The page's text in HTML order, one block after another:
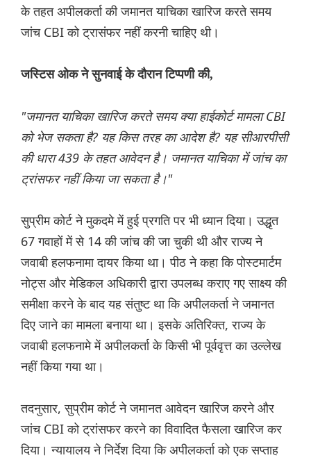
के तहत अपीलकर्ता की जमानत याचिका खारिज करते समय
जांच CBI को ट्रासंफर नहीं करनी चाहिए थी।
जस्टिस ओक ने सुनवाई के दौरान टिप्पणी की,
"जमानत याचिका खारिज करते समय क्या हाईकोर्ट मामला CBI
को भेज सकता है? यह किस तरह का आदेश है? यह सीआरपीसी
की धारा 439 के तहत आवेदन है। जमानत याचिका में जांच का
ट्रांसफर नहीं किया जा सकता है।"
सुप्रीम कोर्ट ने मुकदमे में हुई प्रगति पर भी ध्यान दिया। उद्धृत
67 गवाहों में से 14 की जांच की जा चुकी थी और राज्य ने
जवाबी हलफनामा दायर किया था। पीठ ने कहा कि पोस्टमार्टम
नोट्स और मेडिकल अधिकारी द्वारा उपलब्ध कराए गए साक्ष्य की
समीक्षा करने के बाद यह संतुष्ट था कि अपीलकर्ता ने जमानत
दिए जाने का मामला बनाया था। इसके अतिरिक्त, राज्य के
जवाबी हलफनामे में अपीलकर्ता के किसी भी पूर्ववृत्त का उल्लेख
नहीं किया गया था।
तदनुसार, सुप्रीम कोर्ट ने जमानत आवेदन खारिज करने और
जांच CBI को ट्रांसफर करने का विवादित फैसला खारिज कर
दिया। न्यायालय ने निर्देश दिया कि अपीलकर्ता को एक सप्ताह